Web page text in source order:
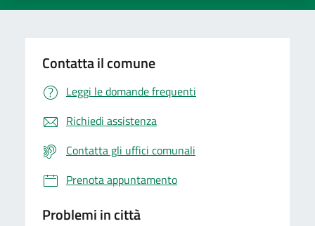
Contatta il comune
Leggi le domande frequenti
Richiedi assistenza
Contatta gli uffici comunali
Prenota appuntamento
Problemi in città